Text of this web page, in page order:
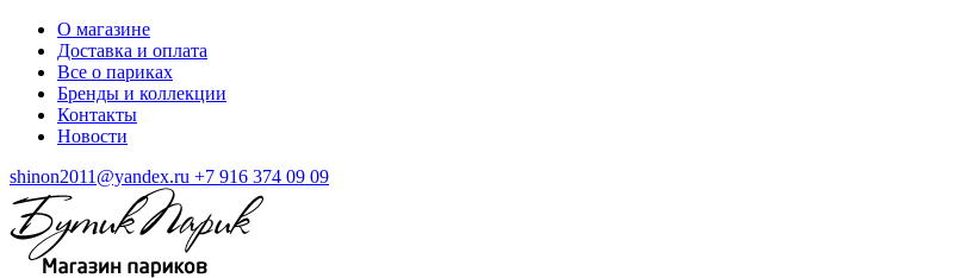
О магазине
Доставка и оплата
Все о париках
Бренды и коллекции
Контакты
Новости
shinon2011@yandex.ru +7 916 374 09 09